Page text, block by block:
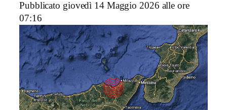
Pubblicato giovedì 14 Maggio 2026 alle ore
07:16